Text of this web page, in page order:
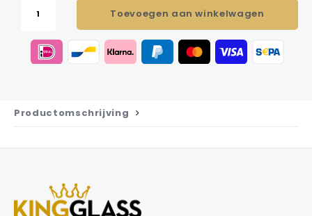
Toevoegen aan winkelwagen
Productomschrijving